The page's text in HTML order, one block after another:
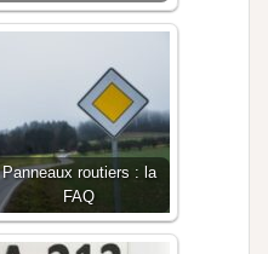
Panneaux routiers : la
FAQ